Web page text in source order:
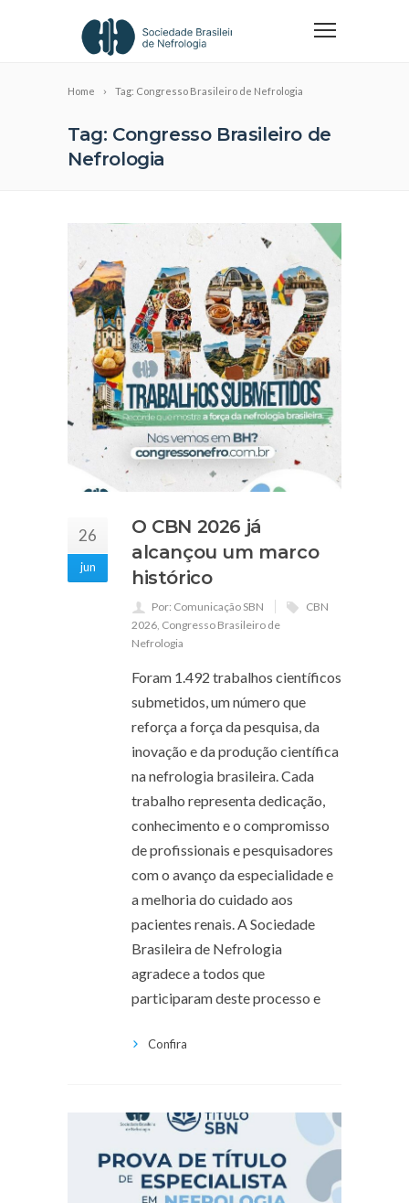
Home Tag: Congresso Brasileiro de Nefrologia
Tag: Congresso Brasileiro de
Nefrologia
26
jun
O CBN 2026 já
alcançou um marco
histórico
Por: Comunicação SBN
CBN
2026 Congresso Brasileiro de
Nefrologia
Foram 1.492 trabalhos científicos
submetidos, um número que
reforça a força da pesquisa, da
inovação e da produção científica
na nefrologia brasileira. Cada
trabalho representa dedicação,
conhecimento e o compromisso
de profissionais e pesquisadores
com o avanço da especialidade e
a melhoria do cuidado aos
pacientes renais. A Sociedade
Brasileira de Nefrologia
agradece a todos que
participaram deste processo e
Confira